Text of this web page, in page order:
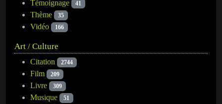
Témoignage 41
Thème 35
Vidéo 166
Art / Culture
Citation 2744
Film 209
Livre 309
Musique 51